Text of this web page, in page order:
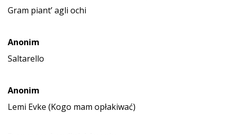
Gram piant’ agli ochi
Anonim
Saltarello
Anonim
Lemi Evke (Kogo mam opłakiwać)